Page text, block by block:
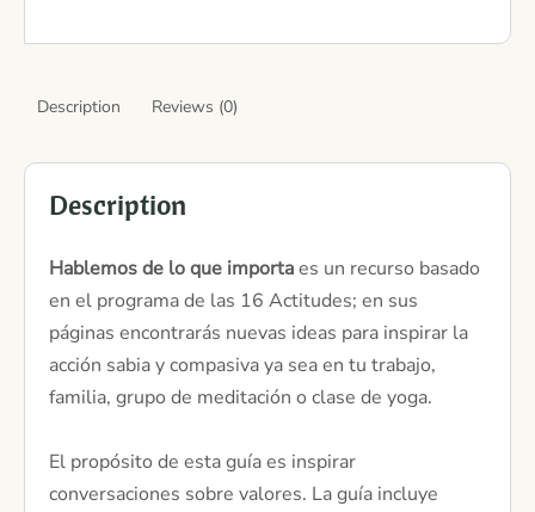
Description Reviews (0)
Description
Hablemos de lo que importaes un recurso basado
en el programa de las 16 Actitudes; en sus
páginas encontrarás nuevas ideas para inspirar la
acción sabia y compasiva ya sea en tu trabajo,
familia, grupo de meditación o clase de yoga.
El propósito de esta guía es inspirar
conversaciones sobre valores. La guía incluye